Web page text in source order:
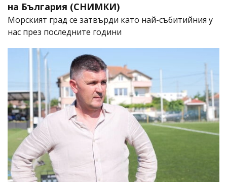
на България (СНИМКИ)
Морският град се затвърди като най-събитийния у
нас през последните години